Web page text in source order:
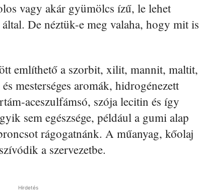
vagy akár gyümölcs ízű, le lehet
De néztük-e meg valaha, hogy mit is
említhető a szorbit, xilit, mannit, maltit,
mesterséges aromák, hidrogénezett
aceszulfámsó, szója lecitin és így
sem egészsége, például a gumi alap
rágogatnánk. A műanyag, kőolaj
a szervezetbe.
Hirdetés